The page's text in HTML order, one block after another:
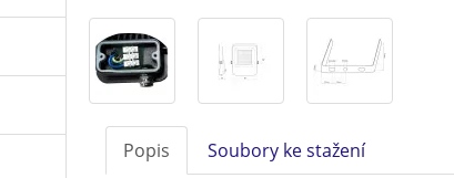
Popis Soubory ke stažení